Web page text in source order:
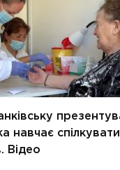
навчає
Відео